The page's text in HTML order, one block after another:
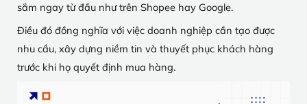
sắm ngay từ đầu như trên Shopee hay Google.
Điều đó đồng nghĩa với việc doanh nghiệp cần tạo được
nhu cầu, xây dựng niềm tin và thuyết phục khách hàng
trước khi họ quyết định mua hàng.